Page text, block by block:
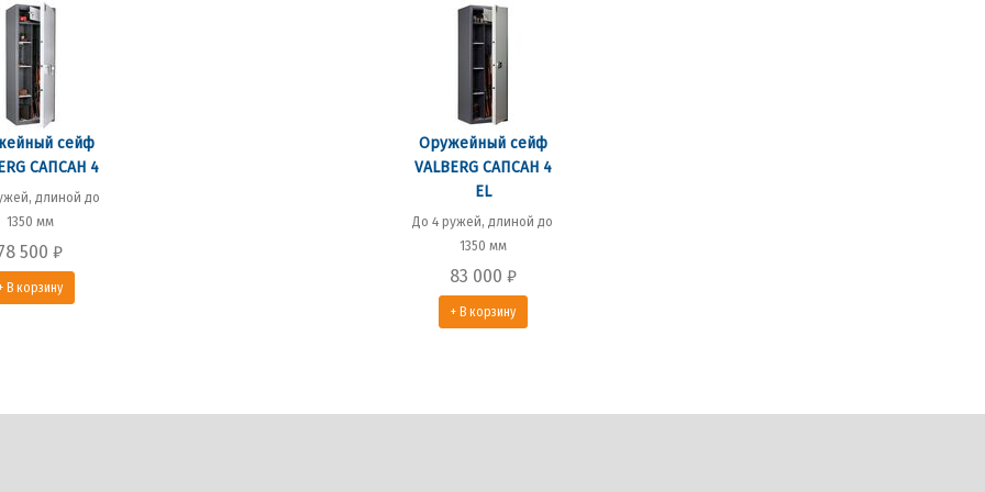
сейф
САПСАН 4
длиной до
1350 мм
500 ₽
В корзину
Оружейный сейф
VALBERG САПСАН 4
EL
До 4 ружей, длиной до
1350 мм
83 000 ₽
+ В корзину